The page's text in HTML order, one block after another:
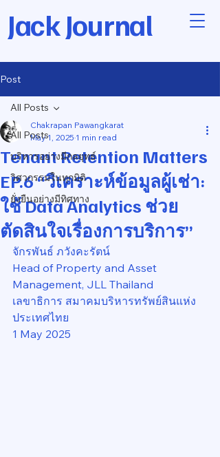
Jack Journal
Post
All Posts
บริหารอย่างมีกลยุทธ์
วิศวกรรมในทุกมิติ
ยั่งยืนอย่างมีทิศทาง
All Posts
Tenant Retention Matters
EP.6 “วิเคราะห์ข้อมูลผู้เช่า:
ใช้ Data Analytics ช่วย
ตัดสินใจเรื่องการบริการ”
Chakrapan Pawangkarat
May 1, 2025 1 min read
จักรพันธ์ ภวังคะรัตน์
Head of Property and Asset
Management, JLL Thailand
เลขาธิการ สมาคมบริหารทรัพย์สินแห่ง
ประเทศไทย
1 May 2025